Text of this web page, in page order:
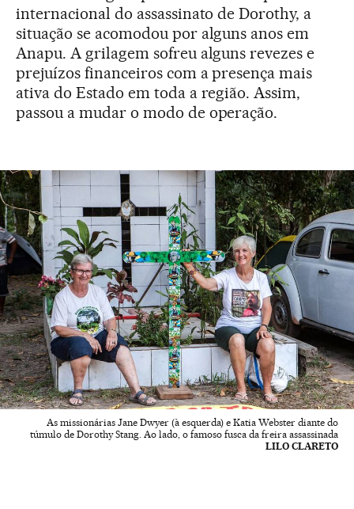
internacional do assassinato de Dorothy, a
situação se acomodou por alguns anos em
Anapu. A grilagem sofreu alguns revezes e
prejuízos financeiros com a presença mais
ativa do Estado em toda a região. Assim,
passou a mudar o modo de operação.
As missionárias Jane Dwyer (à esquerda) e Katia Webster diante do
túmulo de Dorothy Stang. Ao lado, o famoso fusca da freira assassinada
LILO CLARETO